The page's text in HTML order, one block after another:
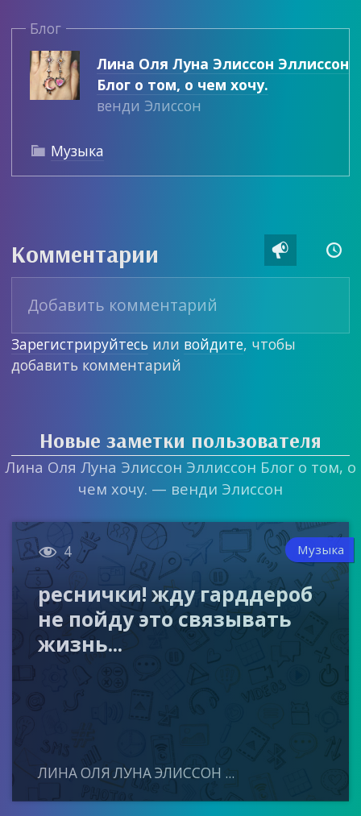
Блог
Лина Оля Луна Элиссон Эллиссон
Блог о том, о чем хочу.
венди Элиссон
 Музыка
Комментарии  
Зарегистрируйтесь или войдите, чтобы
добавить комментарий
Новые заметки пользователя
Лина Оля Луна Элиссон Эллиссон Блог о том, о
чем хочу. — венди Элиссон
 4 Музыка
реснички! жду гарддероб
не пойду это связывать
жизнь...
ЛИНА ОЛЯ ЛУНА ЭЛИССОН ...